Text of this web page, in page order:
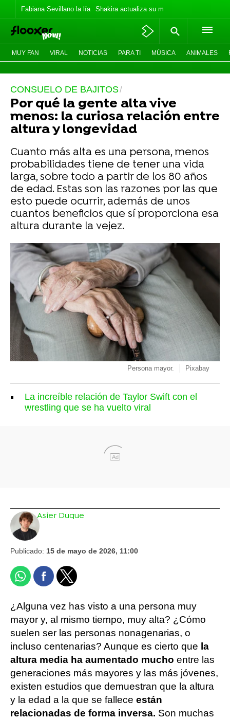
Fabiana Sevillano la lía Shakira actualiza su meme
MUY FAN VIRAL NOTICIAS PARA TI MÚSICA ANIMALES
CONSUELO DE BAJITOS
Por qué la gente alta vive
menos: la curiosa relación entre
altura y longevidad
Cuanto más alta es una persona, menos
probabilidades tiene de tener una vida
larga, sobre todo a partir de los 80 años
de edad. Estas son las razones por las que
esto puede ocurrir, además de unos
cuantos beneficios que sí proporciona esa
altura durante la vejez.
Persona mayor. Pixabay
La increíble relación de Taylor Swift con el
wrestling que se ha vuelto viral
Ad
Asier Duque
Publicado: 15 de mayo de 2026, 11:00
¿Alguna vez has visto a una persona muy
mayor y, al mismo tiempo, muy alta? ¿Cómo
suelen ser las personas nonagenarias, o
incluso centenarias? Aunque es cierto que la
altura media ha aumentado mucho entre las
generaciones más mayores y las más jóvenes,
existen estudios que demuestran que la altura
y la edad a la que se fallece están
relacionadas de forma inversa. Son muchas